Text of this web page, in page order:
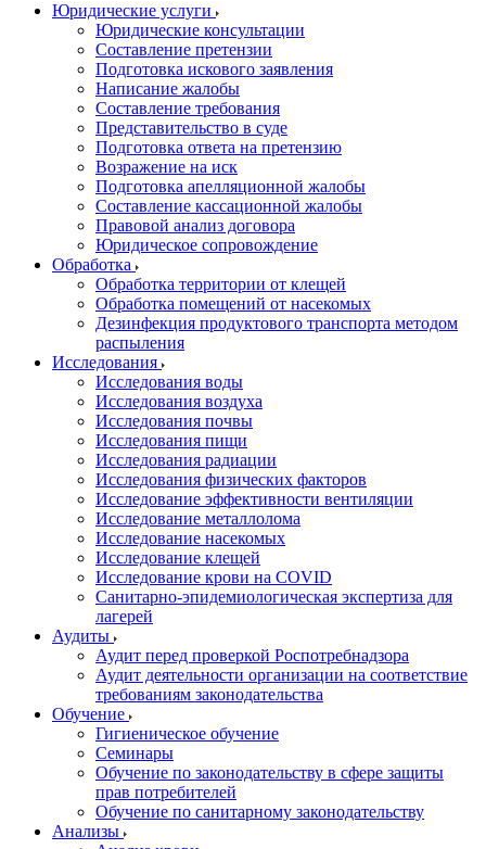
Юридические услуги
Юридические консультации
Составление претензии
Подготовка искового заявления
Написание жалобы
Составление требования
Представительство в суде
Подготовка ответа на претензию
Возражение на иск
Подготовка апелляционной жалобы
Составление кассационной жалобы
Правовой анализ договора
Юридическое сопровождение
Обработка
Обработка территории от клещей
Обработка помещений от насекомых
Дезинфекция продуктового транспорта методом
распыления
Исследования
Исследования воды
Исследования воздуха
Исследования почвы
Исследования пищи
Исследования радиации
Исследования физических факторов
Исследование эффективности вентиляции
Исследование металлолома
Исследование насекомых
Исследование клещей
Исследование крови на COVID
Санитарно-эпидемиологическая экспертиза для
лагерей
Аудиты
Аудит перед проверкой Роспотребнадзора
Аудит деятельности организации на соответствие
требованиям законодательства
Обучение
Гигиеническое обучение
Семинары
Обучение по законодательству в сфере защиты
прав потребителей
Обучение по санитарному законодательству
Анализы